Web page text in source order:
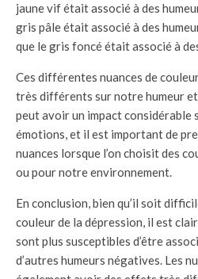
jaune vif était associé à des
gris pâle était associé à des
que le gris foncé était associé à
Ces différentes nuances de
très différents sur notre humeur
peut avoir un impact considérable
émotions, et il est important de
nuances lorsque l’on choisit des
ou pour notre environnement.
En conclusion, bien qu’il soit
couleur de la dépression, il est
sont plus susceptibles d’être
d’autres humeurs négatives. Les